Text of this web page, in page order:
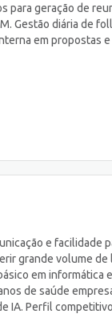
para geração de
Gestão diária de
em propostas
e facilidade
grande volume
em informática
de saúde
IA. Perfil